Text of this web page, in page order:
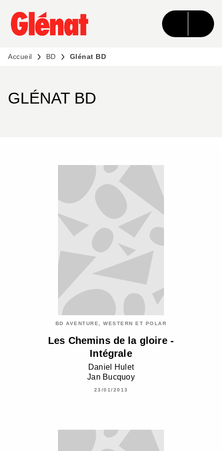
MENU RECHERCHE CONTENU
PIED DE PAGE
Accueil BD Glénat BD
GLÉNAT BD
BD AVENTURE, WESTERN ET POLAR
Les Chemins de la gloire -
Intégrale
Daniel Hulet
Jan Bucquoy
23/01/2013